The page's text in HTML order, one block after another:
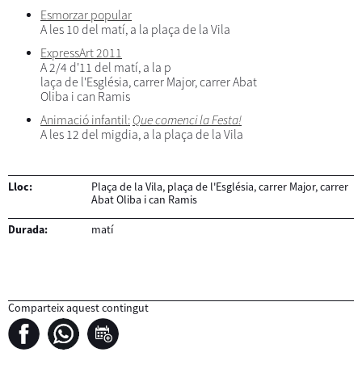
Esmorzar popular
A les 10 del matí, a la plaça de la Vila
ExpressArt 2011
A 2/4 d'11 del matí, a la p
laça de l'Església, carrer Major, carrer Abat
Oliba i can Ramis
Animació infantil: Que comenci la Festa!
A les 12 del migdia, a la plaça de la Vila
Lloc:
Plaça de la Vila, plaça de l'Església, carrer Major, carrer
Abat Oliba i can Ramis
Durada: matí
Comparteix aquest contingut